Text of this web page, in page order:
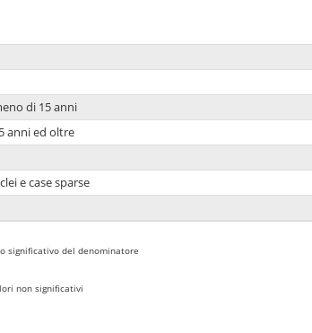
di 15 anni
anni ed oltre
e case sparse
significativo del denominatore
non significativi